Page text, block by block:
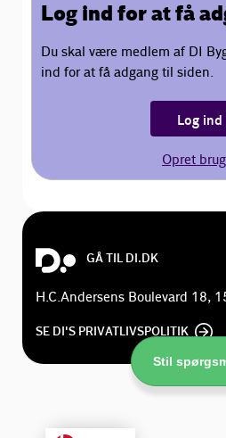
Log ind for at få
Du skal være medlem af DI
ind for at få adgang til siden.
Log ind
Opret
GÅ TIL DI.DK
H.C.Andersens Boulevard 18,
SE DI'S PRIVATLIVSPOLITIK
Stil